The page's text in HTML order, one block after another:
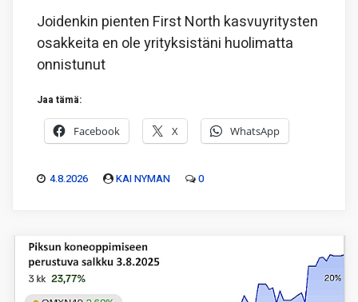
Joidenkin pienten First North kasvuyritysten
osakkeita en ole yrityksistäni huolimatta
onnistunut
Jaa tämä:
Facebook X WhatsApp
4.8.2026 KAI NYMAN 0